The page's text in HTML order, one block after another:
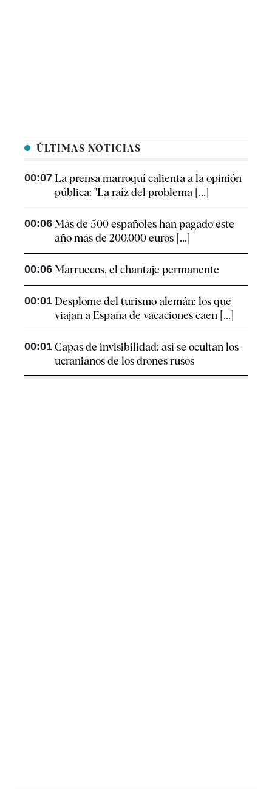
ÚLTIMAS NOTICIAS
00:07 La prensa marroquí calienta a la opinión
pública: "La raíz del problema [...]
00:06 Más de 500 españoles han pagado este
año más de 200.000 euros [...]
00:06 Marruecos, el chantaje permanente
00:01 Desplome del turismo alemán: los que
viajan a España de vacaciones caen [...]
00:01 Capas de invisibilidad: así se ocultan los
ucranianos de los drones rusos